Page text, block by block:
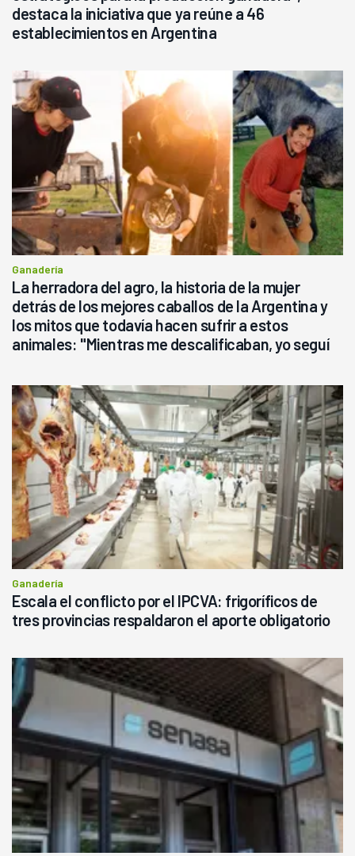
destaca la iniciativa que ya reúne a 46
establecimientos en Argentina
Ganadería
La herradora del agro, la historia de la mujer
detrás de los mejores caballos de la Argentina y
los mitos que todavía hacen sufrir a estos
animales: "Mientras me descalificaban, yo seguí
Ganadería
Escala el conflicto por el IPCVA: frigoríficos de
tres provincias respaldaron el aporte obligatorio